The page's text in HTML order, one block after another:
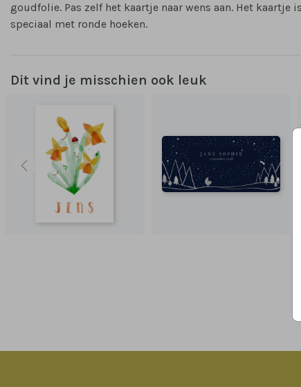
goudfolie. Pas zelf het kaartje naar wens aan. Het kaartje
speciaal met ronde hoeken.
Dit vind je misschien ook leuk